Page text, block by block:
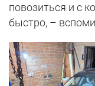
повозиться и с
быстро, –